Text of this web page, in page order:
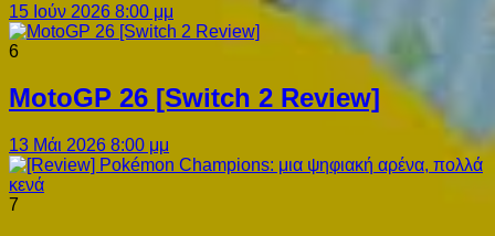
15 Ιούν 2026 8:00 μμ
6
MotoGP 26 [Switch 2 Review]
13 Μάι 2026 8:00 μμ
7